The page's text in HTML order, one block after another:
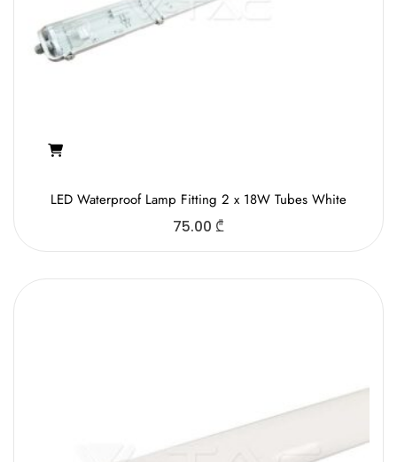
LED Waterproof Lamp Fitting 2 x 18W Tubes White
75.00 ₾